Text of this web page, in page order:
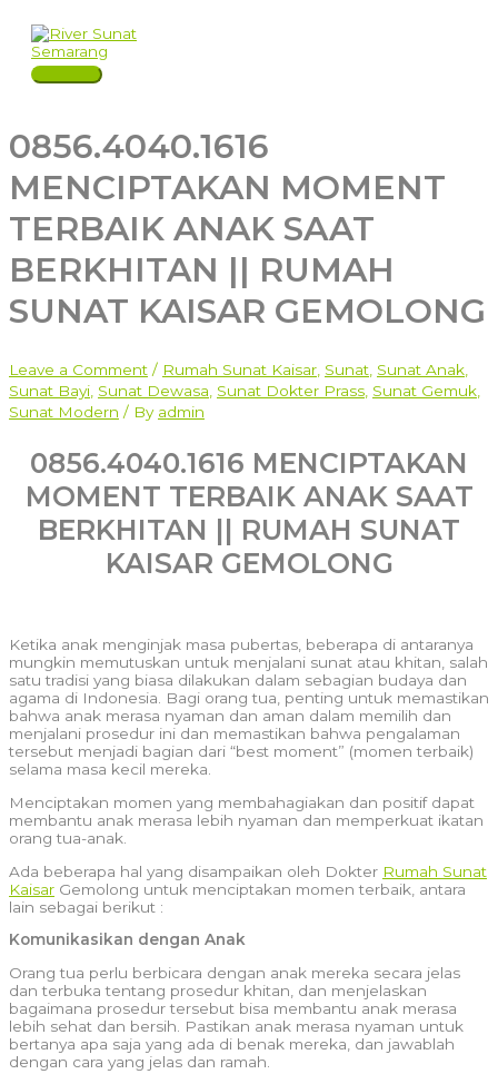
content
Main
0856.4040.1616
MENCIPTAKAN MOMENT
TERBAIK ANAK SAAT
BERKHITAN || RUMAH
SUNAT KAISAR GEMOLONG
Leave a Comment / Rumah Sunat Kaisar Sunat Sunat Anak
Sunat Bayi Sunat Dewasa Sunat Dokter Prass Sunat Gemuk
Sunat Modern / By admin
0856.4040.1616 MENCIPTAKAN
MOMENT TERBAIK ANAK SAAT
BERKHITAN || RUMAH SUNAT
KAISAR GEMOLONG
Ketika anak menginjak masa pubertas, beberapa di antaranya
mungkin memutuskan untuk menjalani sunat atau khitan, salah
satu tradisi yang biasa dilakukan dalam sebagian budaya dan
agama di Indonesia. Bagi orang tua, penting untuk memastikan
bahwa anak merasa nyaman dan aman dalam memilih dan
menjalani prosedur ini dan memastikan bahwa pengalaman
tersebut menjadi bagian dari “best moment” (momen terbaik)
selama masa kecil mereka.
Menciptakan momen yang membahagiakan dan positif dapat
membantu anak merasa lebih nyaman dan memperkuat ikatan
orang tua-anak.
Ada beberapa hal yang disampaikan oleh Dokter Rumah Sunat
Kaisar Gemolong untuk menciptakan momen terbaik, antara
lain sebagai berikut :
Komunikasikan dengan Anak
Orang tua perlu berbicara dengan anak mereka secara jelas
dan terbuka tentang prosedur khitan, dan menjelaskan
bagaimana prosedur tersebut bisa membantu anak merasa
lebih sehat dan bersih. Pastikan anak merasa nyaman untuk
bertanya apa saja yang ada di benak mereka, dan jawablah
dengan cara yang jelas dan ramah.